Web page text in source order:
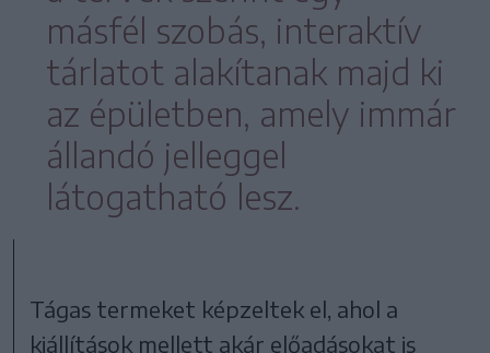
másfél szobás, interaktív
tárlatot alakítanak majd ki
az épületben, amely immár
állandó jelleggel
látogatható lesz.
Tágas termeket képzeltek el, ahol a
kiállítások mellett akár előadásokat is